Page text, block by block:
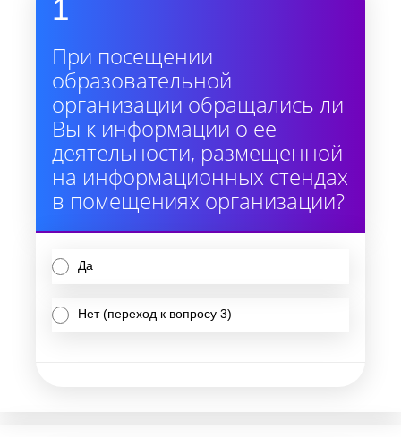
1
При посещении
образовательной
организации обращались ли
Вы к информации о ее
деятельности, размещенной
на информационных стендах
в помещениях организации?
Да
Нет (переход к вопросу 3)